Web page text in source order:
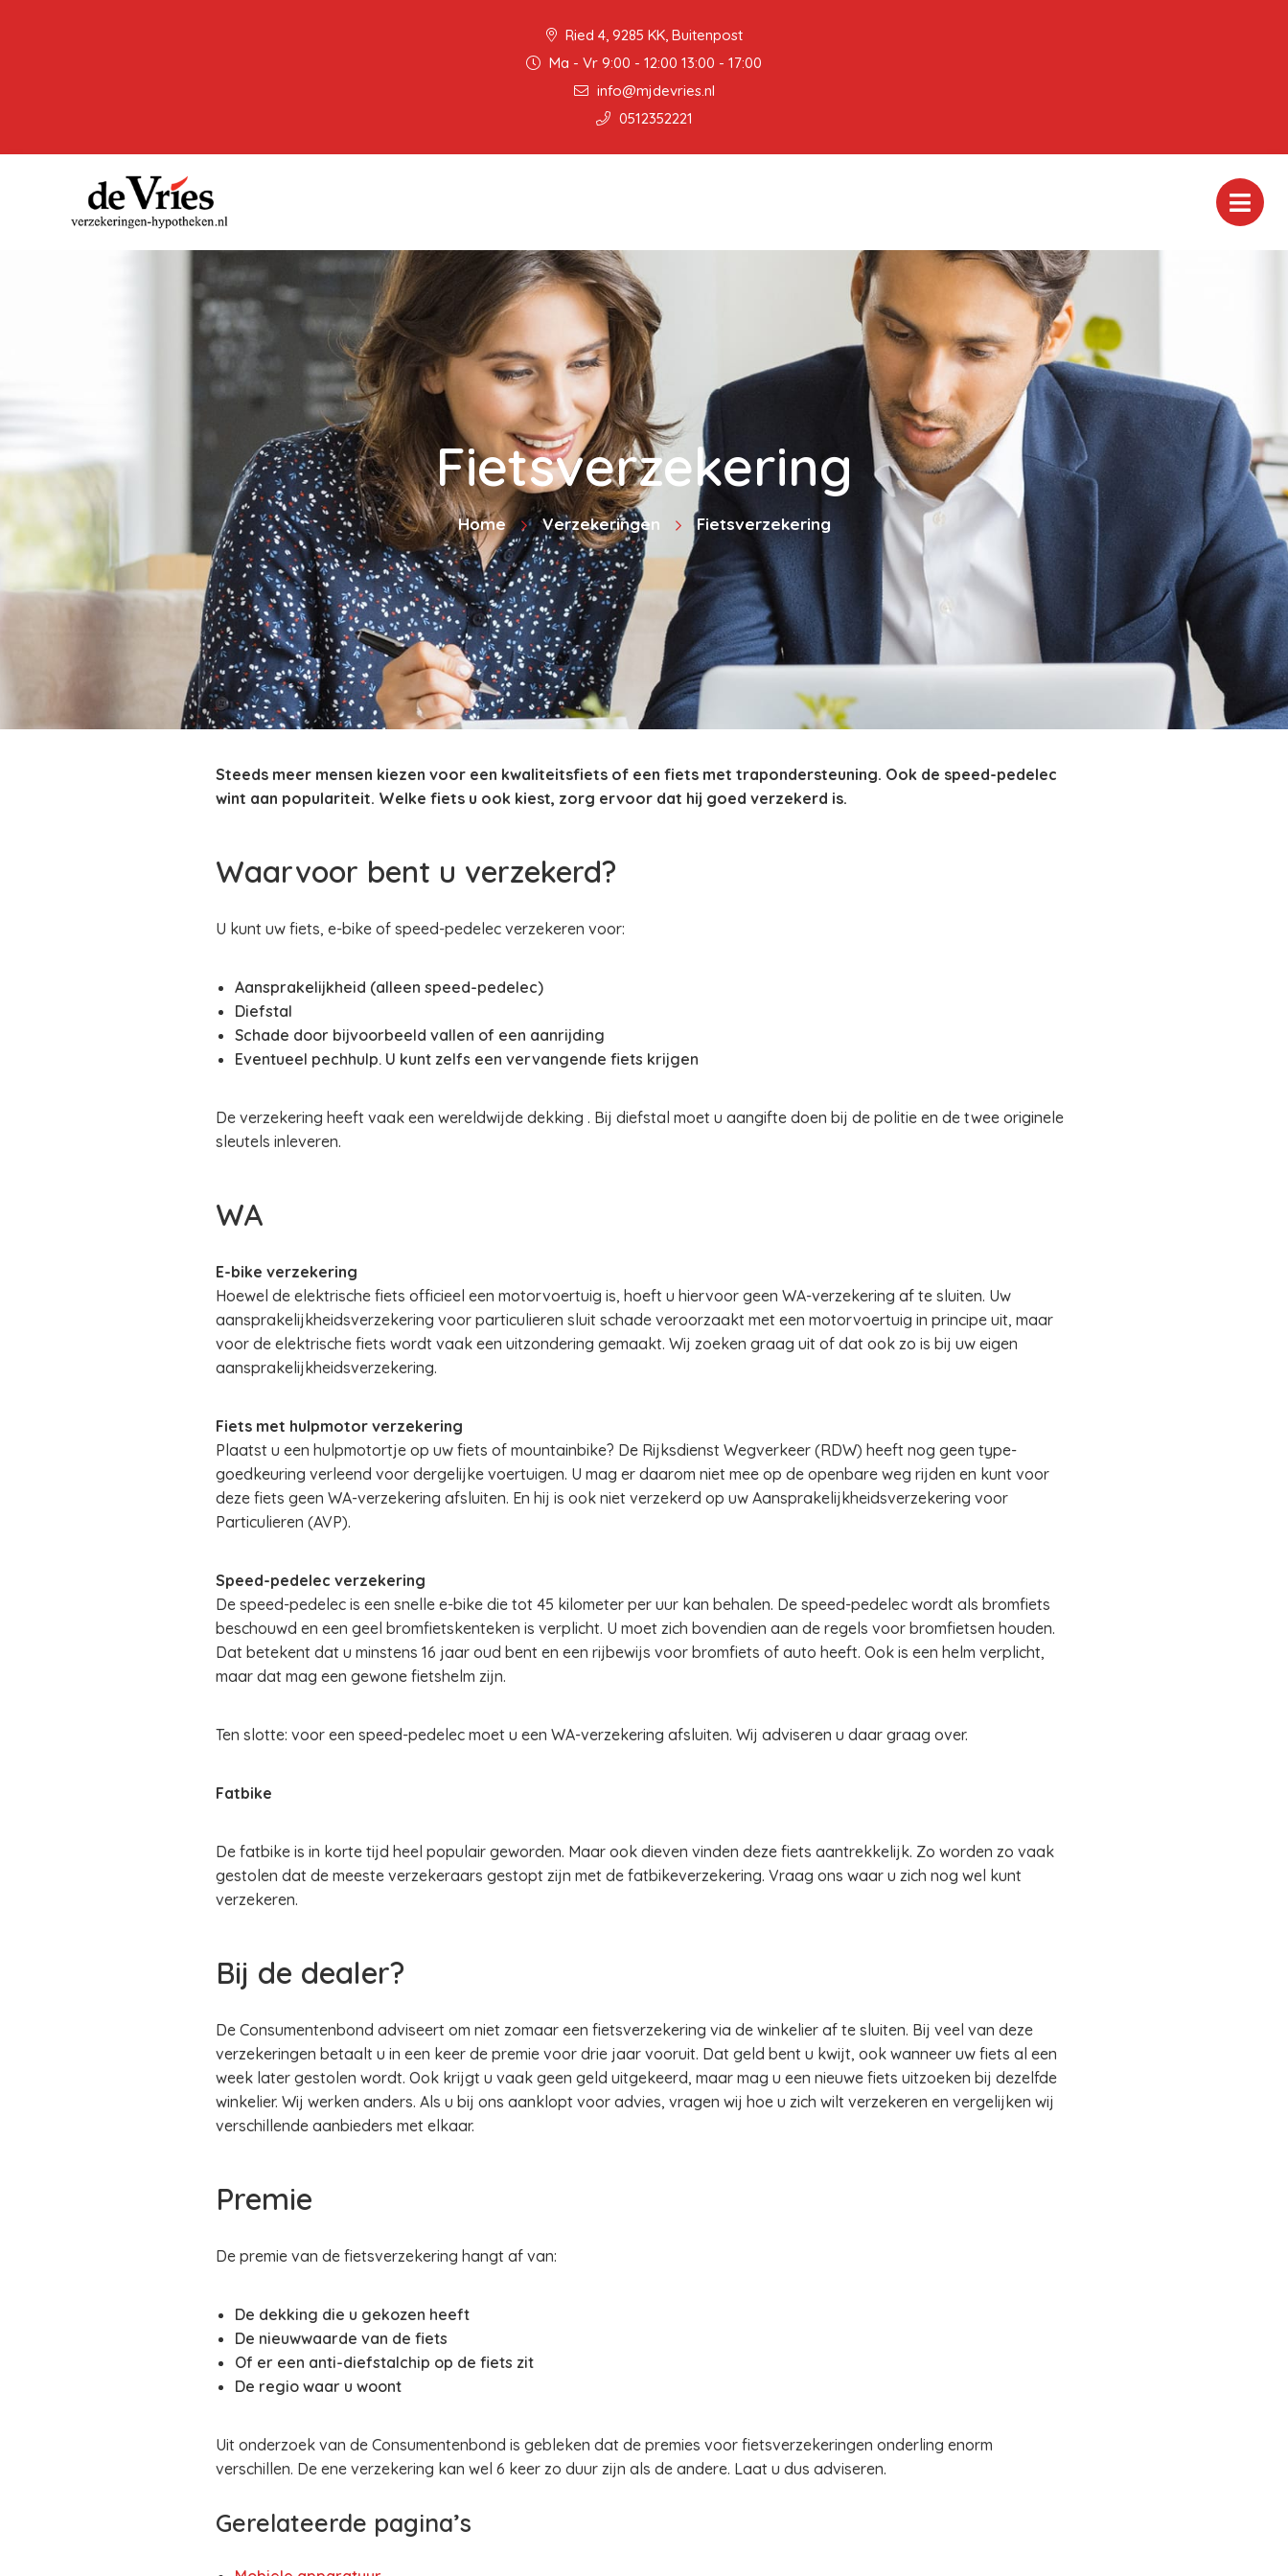
Ried 4, 9285 KK, Buitenpost
Ma - Vr 9:00 - 12:00 13:00 - 17:00
info@mjdevries.nl
0512352221
Fietsverzekering
Home Verzekeringen Fietsverzekering
Steeds meer mensen kiezen voor een kwaliteitsfiets of een fiets met trapondersteuning. Ook de speed-pedelec
wint aan populariteit. Welke fiets u ook kiest, zorg ervoor dat hij goed verzekerd is.
Waarvoor bent u verzekerd?
U kunt uw fiets, e-bike of speed-pedelec verzekeren voor:
Aansprakelijkheid (alleen speed-pedelec)
Diefstal
Schade door bijvoorbeeld vallen of een aanrijding
Eventueel pechhulp. U kunt zelfs een vervangende fiets krijgen
De verzekering heeft vaak een wereldwijde dekking . Bij diefstal moet u aangifte doen bij de politie en de twee originele
sleutels inleveren.
WA
E-bike verzekering
Hoewel de elektrische fiets officieel een motorvoertuig is, hoeft u hiervoor geen WA-verzekering af te sluiten. Uw
aansprakelijkheidsverzekering voor particulieren sluit schade veroorzaakt met een motorvoertuig in principe uit, maar
voor de elektrische fiets wordt vaak een uitzondering gemaakt. Wij zoeken graag uit of dat ook zo is bij uw eigen
aansprakelijkheidsverzekering.
Fiets met hulpmotor verzekering
Plaatst u een hulpmotortje op uw fiets of mountainbike? De Rijksdienst Wegverkeer (RDW) heeft nog geen type-
goedkeuring verleend voor dergelijke voertuigen. U mag er daarom niet mee op de openbare weg rijden en kunt voor
deze fiets geen WA-verzekering afsluiten. En hij is ook niet verzekerd op uw Aansprakelijkheidsverzekering voor
Particulieren (AVP).
Speed-pedelec verzekering
De speed-pedelec is een snelle e-bike die tot 45 kilometer per uur kan behalen. De speed-pedelec wordt als bromfiets
beschouwd en een geel bromfietskenteken is verplicht. U moet zich bovendien aan de regels voor bromfietsen houden.
Dat betekent dat u minstens 16 jaar oud bent en een rijbewijs voor bromfiets of auto heeft. Ook is een helm verplicht,
maar dat mag een gewone fietshelm zijn.
Ten slotte: voor een speed-pedelec moet u een WA-verzekering afsluiten. Wij adviseren u daar graag over.
Fatbike
De fatbike is in korte tijd heel populair geworden. Maar ook dieven vinden deze fiets aantrekkelijk. Zo worden zo vaak
gestolen dat de meeste verzekeraars gestopt zijn met de fatbikeverzekering. Vraag ons waar u zich nog wel kunt
verzekeren.
Bij de dealer?
De Consumentenbond adviseert om niet zomaar een fietsverzekering via de winkelier af te sluiten. Bij veel van deze
verzekeringen betaalt u in een keer de premie voor drie jaar vooruit. Dat geld bent u kwijt, ook wanneer uw fiets al een
week later gestolen wordt. Ook krijgt u vaak geen geld uitgekeerd, maar mag u een nieuwe fiets uitzoeken bij dezelfde
winkelier. Wij werken anders. Als u bij ons aanklopt voor advies, vragen wij hoe u zich wilt verzekeren en vergelijken wij
verschillende aanbieders met elkaar.
Premie
De premie van de fietsverzekering hangt af van:
De dekking die u gekozen heeft
De nieuwwaarde van de fiets
Of er een anti-diefstalchip op de fiets zit
De regio waar u woont
Uit onderzoek van de Consumentenbond is gebleken dat de premies voor fietsverzekeringen onderling enorm
verschillen. De ene verzekering kan wel 6 keer zo duur zijn als de andere. Laat u dus adviseren.
Gerelateerde pagina’s